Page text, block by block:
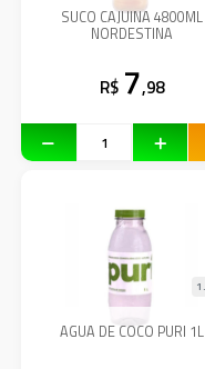
SUCO CAJUINA 4800ML
NORDESTINA
R$ 7,98
AGUA DE COCO PURI 1L